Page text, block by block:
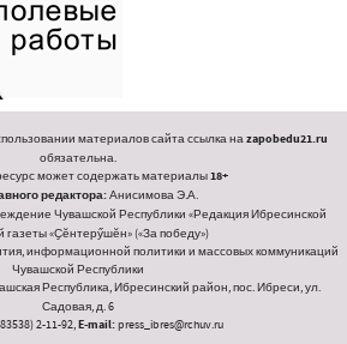
материалов сайта ссылка наzapobedu21.ru
обязательна.
может содержать материалы18+
редактора:Анисимова Э.А.
Чувашской Республики «Редакция Ибресинской
газеты «Ҫӗнтерӳшӗн» («За победу»)
информационной политики и массовых коммуникаций
Чувашской Республики
Республика, Ибресинский район, пос. Ибреси, ул.
Садовая, д. 6
2-11-92,E-mail:press_ibres@rchuv.ru